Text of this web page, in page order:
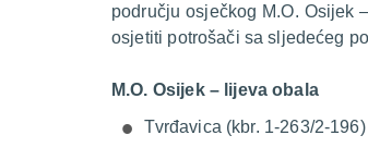
području osječkog M.O. Osijek
osjetiti potrošači sa sljedećeg
M.O. Osijek – lijeva obala
Tvrđavica (kbr. 1-263/2-196)